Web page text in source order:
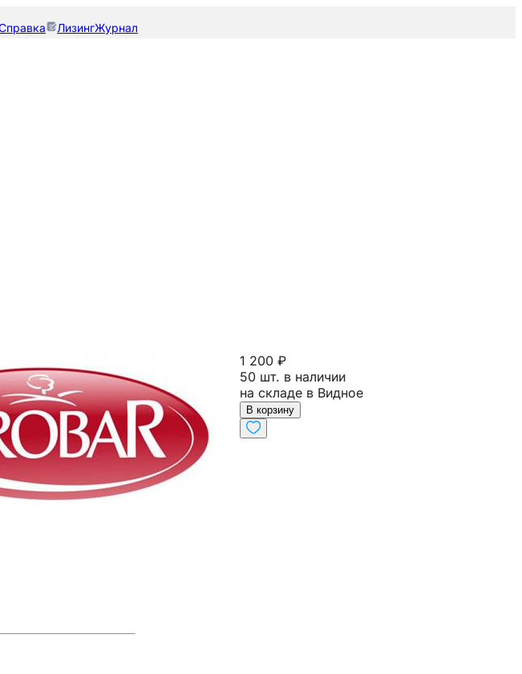
ЛизингЖурнал
1 200 ₽
50 шт. в наличии
на складе в Видное
В корзину